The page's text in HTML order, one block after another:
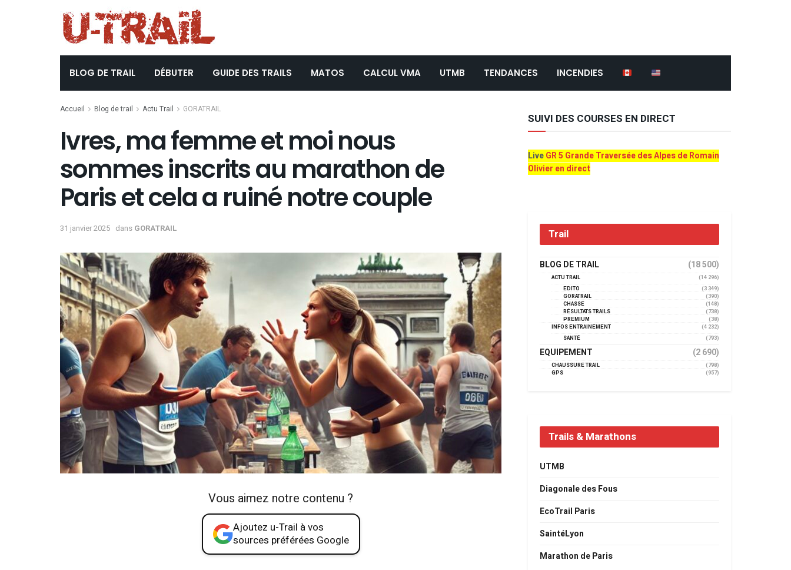
BLOG DE TRAIL DÉBUTER GUIDE DES TRAILS MATOS CALCUL VMA UTMB TENDANCES INCENDIES
Accueil Blog de trail Actu Trail GORATRAIL
Ivres, ma femme et moi nous
sommes inscrits au marathon de
Paris et cela a ruiné notre couple
31 janvier 2025 dans GORATRAIL
Vous aimez notre contenu ?
Ajoutez u-Trail à vos
sources préférées Google
SUIVI DES COURSES EN DIRECT
LiveGR 5 Grande Traversée des Alpes de Romain
Olivier en direct
Trail
BLOG DE TRAIL (18 500)
ACTU TRAIL
(14 296)
EDITO
(3 349)
GORATRAIL
(390)
CHASSE
(148)
RÉSULTATS TRAILS
(738)
PREMIUM
(38)
INFOS ENTRAINEMENT
(4 232)
SANTÉ
(793)
EQUIPEMENT (2 690)
CHAUSSURE TRAIL
(798)
GPS
(957)
Trails & Marathons
UTMB
Diagonale des Fous
EcoTrail Paris
SaintéLyon
Marathon de Paris